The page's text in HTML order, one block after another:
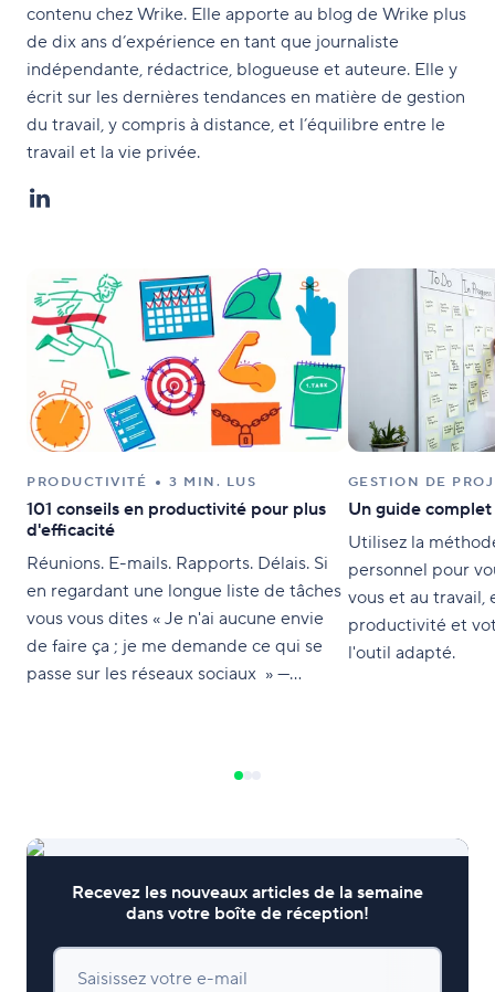
contenu chez Wrike. Elle apporte au blog de Wrike plus
de dix ans d’expérience en tant que journaliste
indépendante, rédactrice, blogueuse et auteure. Elle y
écrit sur les dernières tendances en matière de gestion
du travail, y compris à distance, et l’équilibre entre le
travail et la vie privée.
PRODUCTIVITÉ 3 MIN. LUS
101 conseils en productivité pour plus
d'efficacité
Réunions. E-mails. Rapports. Délais. Si
en regardant une longue liste de tâches
vous vous dites « Je n'ai aucune envie
de faire ça ; je me demande ce qui se
passe sur les réseaux sociaux » —
quelques heures de plus par
GESTION DE
Un guide
Utilisez la
personnel pour
vous et au travail,
productivité et
l'outil adapté.
Recevez les nouveaux articles de la semaine
dans votre boîte de réception!
Saisissez votre e-mail